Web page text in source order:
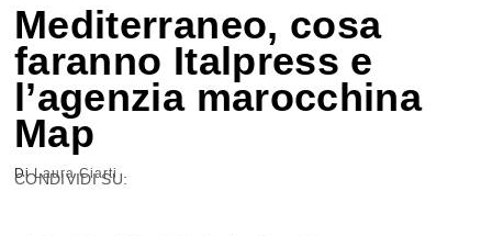
Mediterraneo, cosa
faranno Italpress e
l’agenzia marocchina
Map
DiLaura Ciarti
CONDIVIDI SU: